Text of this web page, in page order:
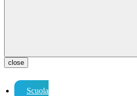
close
Scuola